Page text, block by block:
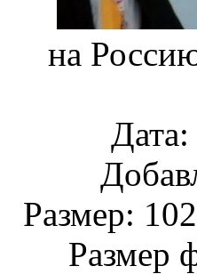
на
Размер:
Размер